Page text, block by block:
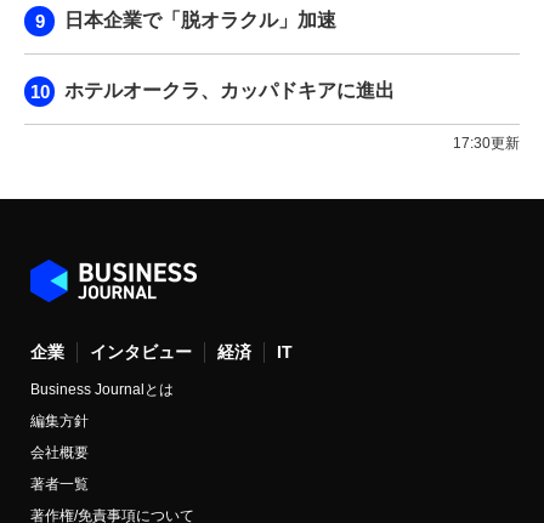
日本企業で「脱オラクル」加速
ホテルオークラ、カッパドキアに進出
17:30更新
企業 インタビュー 経済 IT
Business Journalとは
編集方針
会社概要
著者一覧
著作権/免責事項について